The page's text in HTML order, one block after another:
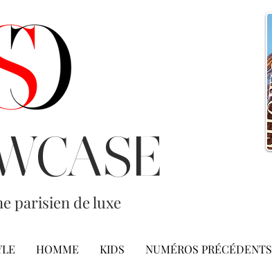
parisien de luxe
HOMME KIDS NUMÉROS PRÉCÉDENTS